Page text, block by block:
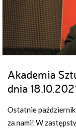
Akademia
dnia
Ostatnie
za nami! W